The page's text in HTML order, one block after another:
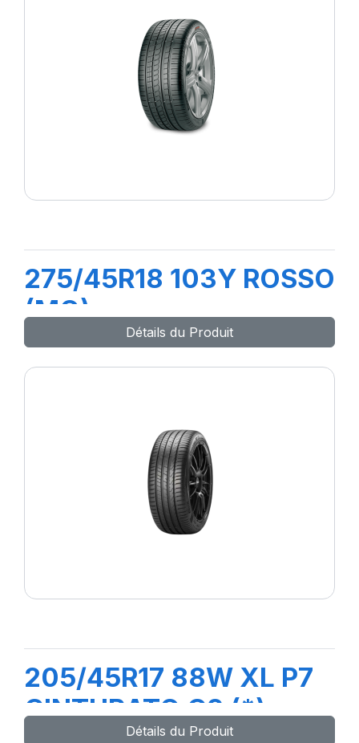
275/45R18 103Y ROSSO
(MO)
Détails du Produit
205/45R17 88W XL P7
CINTURATO C2 (*)
Détails du Produit